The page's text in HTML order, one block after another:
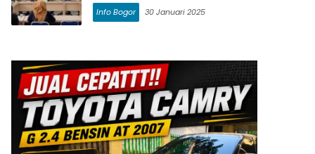
Info Bogor 30 Januari 2025